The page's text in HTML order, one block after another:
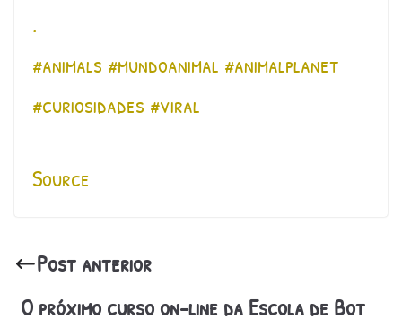
.
#animals #mundoanimal #animalplanet
#curiosidades #viral
Source
Post anterior
O próximo curso on-line da Escola de Bot